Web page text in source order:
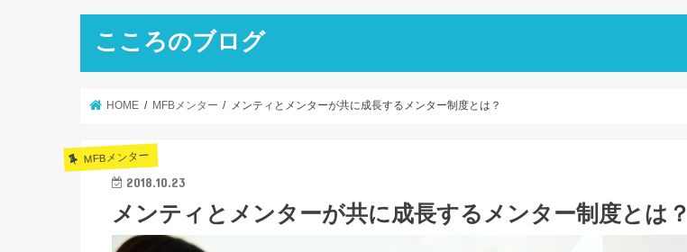
こころのブログ
HOME MFBメンター メンティとメンターが共に成長するメンター制度とは？
MFBメンター
2018.10.23
メンティとメンターが共に成長するメンター制度とは？